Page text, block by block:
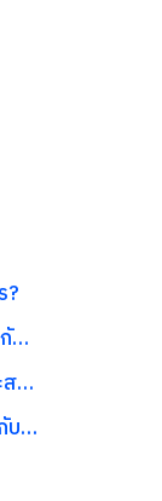
?
เปรียบเทียบประกันรถยนต์ชั้น 2 กับชั้นอื่น
การเลือกประกันรถยนต์ให้เหมาะสมกับไลฟ์สไตล
สรุป: ประกันรถยนต์ชั้น 2 เหมาะกับคุณหรือไม่?